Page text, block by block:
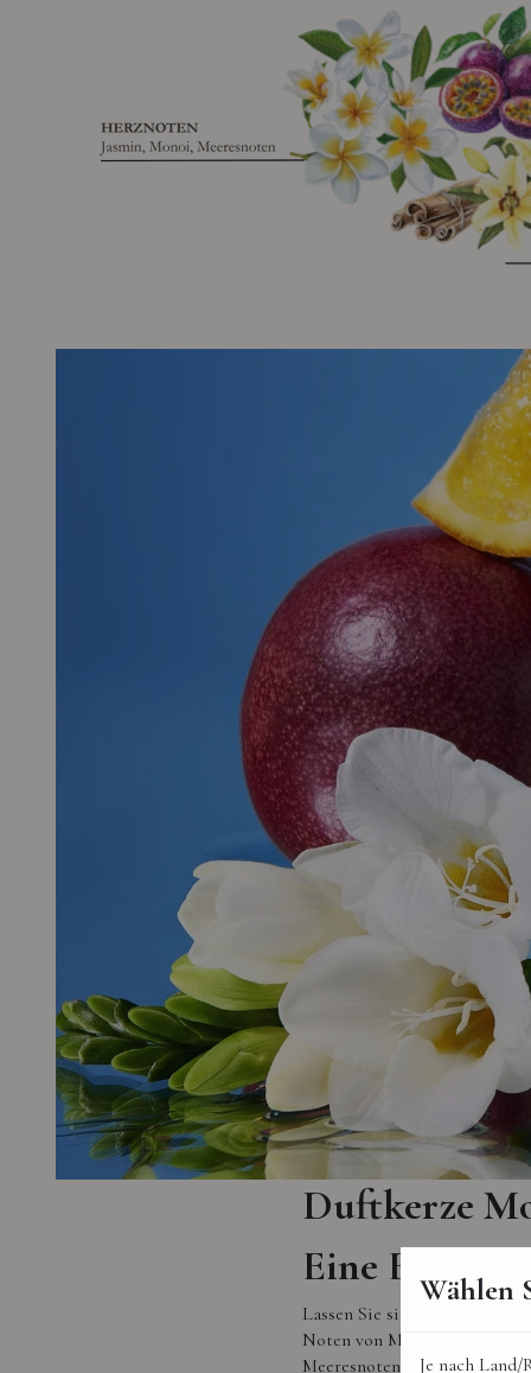
Wählen
Je nach
Duftkerze
Eine
Lassen Sie sich mit der
Noten von Mango und
Meeresnoten. Kokosnuss,